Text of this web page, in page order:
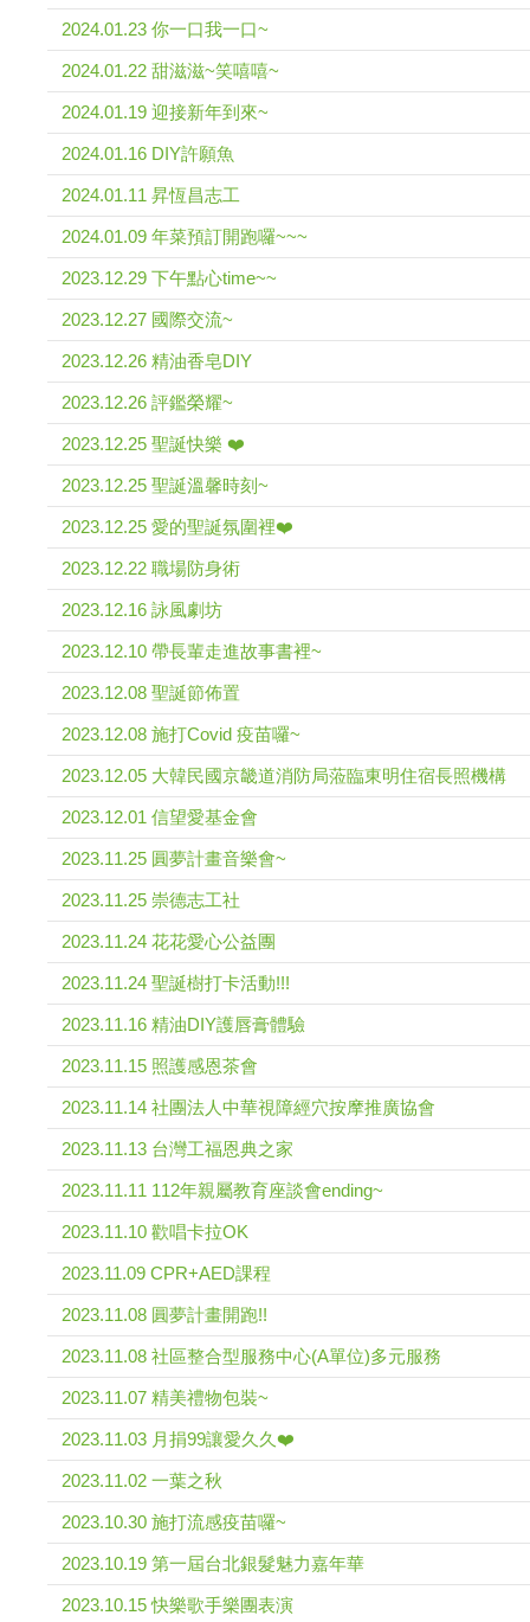
2024.01.23 你一口我一口~
2024.01.22 甜滋滋~笑嘻嘻~
2024.01.19 迎接新年到來~
2024.01.16 DIY許願魚
2024.01.11 昇恆昌志工
2024.01.09 年菜預訂開跑囉~~~
2023.12.29 下午點心time~~
2023.12.27 國際交流~
2023.12.26 精油香皂DIY
2023.12.26 評鑑榮耀~
2023.12.25 聖誕快樂 ❤️
2023.12.25 聖誕溫馨時刻~
2023.12.25 愛的聖誕氛圍裡❤️
2023.12.22 職場防身術
2023.12.16 詠風劇坊
2023.12.10 帶長輩走進故事書裡~
2023.12.08 聖誕節佈置
2023.12.08 施打Covid 疫苗囉~
2023.12.05 大韓民國京畿道消防局蒞臨東明住宿長照機構
2023.12.01 信望愛基金會
2023.11.25 圓夢計畫音樂會~
2023.11.25 崇德志工社
2023.11.24 花花愛心公益團
2023.11.24 聖誕樹打卡活動!!!
2023.11.16 精油DIY護唇膏體驗
2023.11.15 照護感恩茶會
2023.11.14 社團法人中華視障經穴按摩推廣協會
2023.11.13 台灣工福恩典之家
2023.11.11 112年親屬教育座談會ending~
2023.11.10 歡唱卡拉OK
2023.11.09 CPR+AED課程
2023.11.08 圓夢計畫開跑!!
2023.11.08 社區整合型服務中心(A單位)多元服務
2023.11.07 精美禮物包裝~
2023.11.03 月捐99讓愛久久❤️
2023.11.02 一葉之秋
2023.10.30 施打流感疫苗囉~
2023.10.19 第一屆台北銀髮魅力嘉年華
2023.10.15 快樂歌手樂團表演